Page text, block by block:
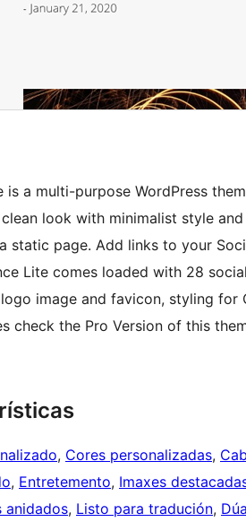
is a multi-purpose WordPress
look with minimalist style
static page. Add links to your
Lite comes loaded with 28
image and favicon, styling for
check the Pro Version of this
, Cores personalizadas,
, Entretemento, Imaxes
anidados, Listo para tradución,